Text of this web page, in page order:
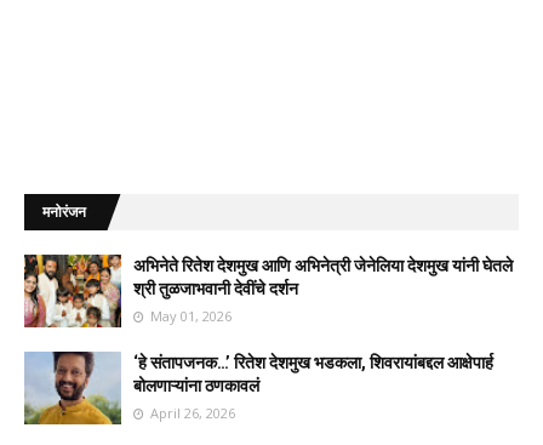
मनोरंजन
अभिनेते रितेश देशमुख आणि अभिनेत्री जेनेलिया देशमुख यांनी घेतले
श्री तुळजाभवानी देवींचे दर्शन
May 01, 2026
‘हे संतापजनक…’ रितेश देशमुख भडकला, शिवरायांबद्दल आक्षेपार्ह
बोलणाऱ्यांना ठणकावलं
April 26, 2026